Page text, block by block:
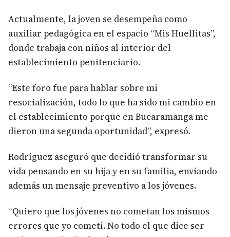
Actualmente, la joven se desempeña como
auxiliar pedagógica en el espacio “Mis Huellitas”,
donde trabaja con niños al interior del
establecimiento penitenciario.
“Este foro fue para hablar sobre mi
resocialización, todo lo que ha sido mi cambio en
el establecimiento porque en Bucaramanga me
dieron una segunda oportunidad”, expresó.
Rodríguez aseguró que decidió transformar su
vida pensando en su hija y en su familia, enviando
además un mensaje preventivo a los jóvenes.
“Quiero que los jóvenes no cometan los mismos
errores que yo cometí. No todo el que dice ser